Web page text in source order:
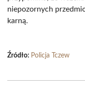
niepozornych
karną.
Źródło: Policja Tczew